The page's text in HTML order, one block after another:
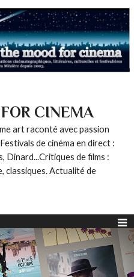
CINEMA
art raconté avec passion
de cinéma en direct :
Dinard...Critiques de films :
classiques. Actualité de